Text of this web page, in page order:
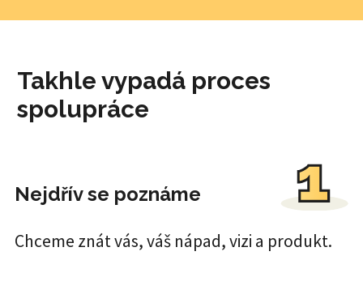
Takhle vypadá proces
spolupráce
Nejdřív se poznáme
Chceme znát vás, váš nápad, vizi a produkt.